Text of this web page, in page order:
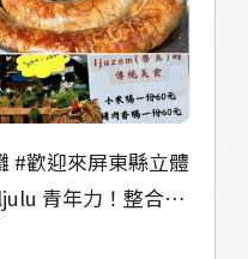
芋頭的耕作，不僅
落文化與記憶，確
林蔡明珠長老、陳
師 #Valjulu
收獲拿麼多的市